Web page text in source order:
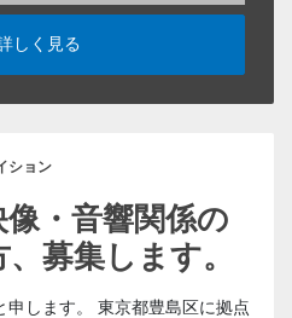
しく見る
ション
像・音響関係の
募集します。
します。 東京都豊島区に拠点